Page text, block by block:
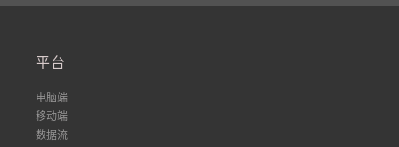
平台
电脑端
移动端
数据流